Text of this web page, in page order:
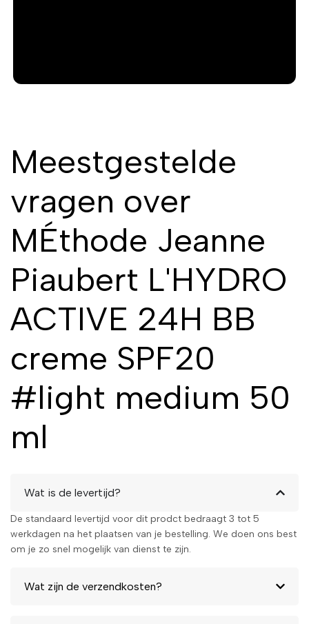
Meestgestelde
vragen over
MÉthode Jeanne
Piaubert L'HYDRO
ACTIVE 24H BB
creme SPF20
#light medium 50
ml
Wat is de levertijd?
De standaard levertijd voor dit prodct bedraagt 3 tot 5
werkdagen na het plaatsen van je bestelling. We doen ons best
om je zo snel mogelijk van dienst te zijn.
Wat zijn de verzendkosten?